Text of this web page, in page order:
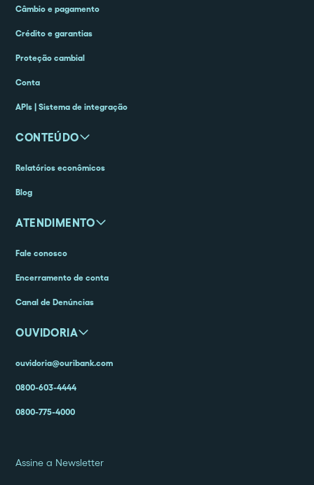
Câmbio e pagamento
Crédito e garantias
Proteção cambial
Conta
APIs | Sistema de integração
CONTEÚDO
Relatórios econômicos
Blog
ATENDIMENTO
Fale conosco
Encerramento de conta
Canal de Denúncias
OUVIDORIA
ouvidoria@ouribank.com
0800-603-4444
0800-775-4000
Assine a Newsletter